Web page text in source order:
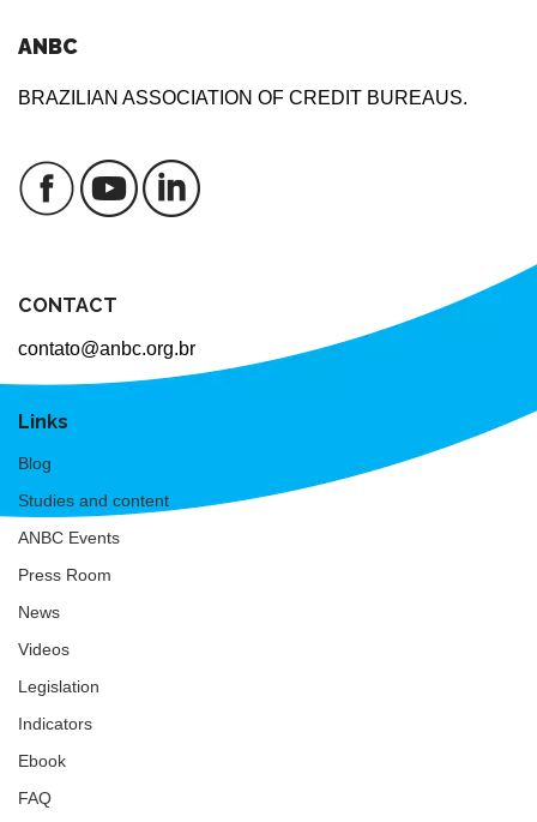
ANBC
BRAZILIAN ASSOCIATION OF CREDIT BUREAUS.
CONTACT
contato@anbc.org.br
Links
Blog
Studies and content
ANBC Events
Press Room
News
Videos
Legislation
Indicators
Ebook
FAQ